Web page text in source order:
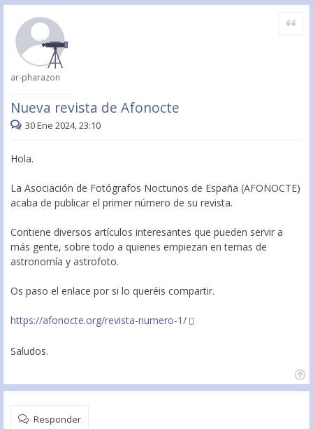
ar-pharazon
Nueva revista de Afonocte
Citar
30 Ene 2024, 23:10
Hola.
La Asociación de Fotógrafos Noctunos de España (AFONOCTE)
acaba de publicar el primer número de su revista.
Contiene diversos artículos interesantes que pueden servir a
más gente, sobre todo a quienes empiezan en temas de
astronomía y astrofoto.
Os paso el enlace por si lo queréis compartir.
https://afonocte.org/revista-numero-1/
Saludos.
Responder